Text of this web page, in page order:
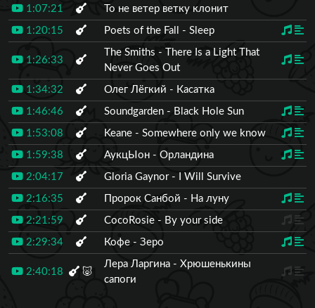
1:07:21 То не ветер ветку клонит
1:20:15 Poets of the Fall - Sleep
1:26:33
The Smiths - There Is a Light That
Never Goes Out
1:34:32 Олег Лёгкий - Касатка
1:46:46 Soundgarden - Black Hole Sun
1:53:08 Keane - Somewhere only we know
1:59:38 АукцЫон - Орландина
2:04:17 Gloria Gaynor - I Will Survive
2:16:35 Пророк Санбой - На луну
2:21:59 CocoRosie - By your side
2:29:34 Кофе - Зеро
2:40:18 🐷
Лера Ларгина - Хрюшенькины
сапоги